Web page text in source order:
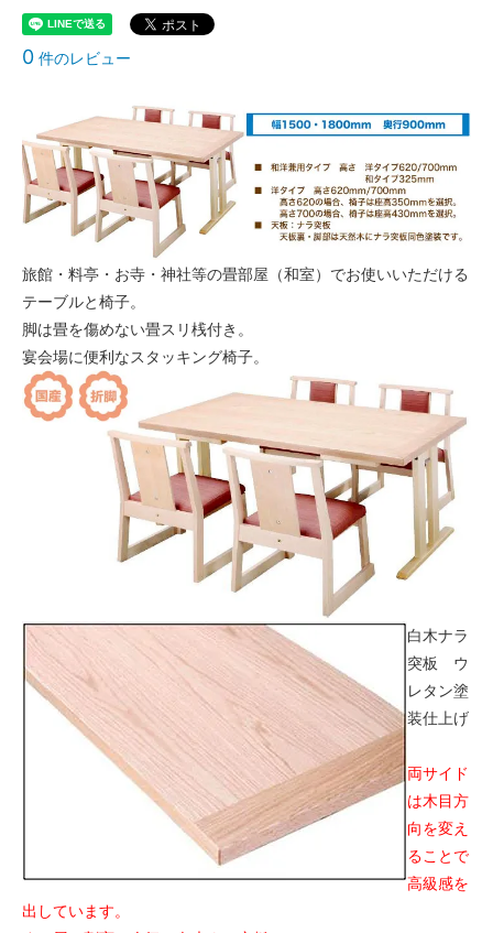
0 件のレビュー
旅館・料亭・お寺・神社等の畳部屋（和室）でお使いいただける
テーブルと椅子。
脚は畳を傷めない畳スリ桟付き。
宴会場に便利なスタッキング椅子。
白木ナラ
突板 ウ
レタン塗
装仕上げ
両サイド
は木目方
向を変え
ることで
高級感を
出しています。